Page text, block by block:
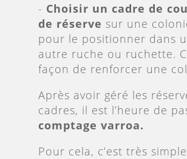
- Choisir un cadre de
de réserve sur une
pour le positionner dans
autre ruche ou ruchette.
façon de renforcer une
Après avoir géré les
cadres, il est l’heure de
comptage varroa.
Pour cela, c’est très